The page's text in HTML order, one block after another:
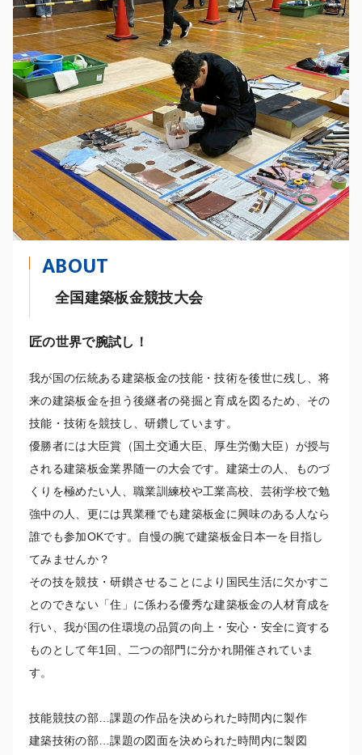
ABOUT
全国建築板金競技大会
匠の世界で腕試し！
我が国の伝統ある建築板金の技能・技術を後世に残し、将
来の建築板金を担う後継者の発掘と育成を図るため、その
技能・技術を競技し、研鑽しています。
優勝者には大臣賞（国土交通大臣、厚生労働大臣）が授与
される建築板金業界随一の大会です。建築士の人、ものづ
くりを極めたい人、職業訓練校や工業高校、芸術学校で勉
強中の人、更には異業種でも建築板金に興味のある人なら
誰でも参加OKです。自慢の腕で建築板金日本一を目指し
てみませんか？
その技を競技・研鑚させることにより国民生活に欠かすこ
とのできない「住」に係わる優秀な建築板金の人材育成を
行い、我が国の住環境の品質の向上・安心・安全に資する
ものとして年1回、二つの部門に分かれ開催されていま
す。
技能競技の部…課題の作品を決められた時間内に製作
建築技術の部…課題の図面を決められた時間内に製図